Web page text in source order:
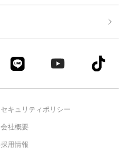
セキュリティポリシー
会社概要
採用情報